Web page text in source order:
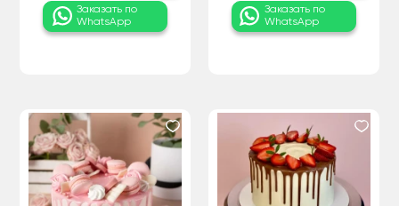
Заказать по
WhatsApp
Заказать по
WhatsApp